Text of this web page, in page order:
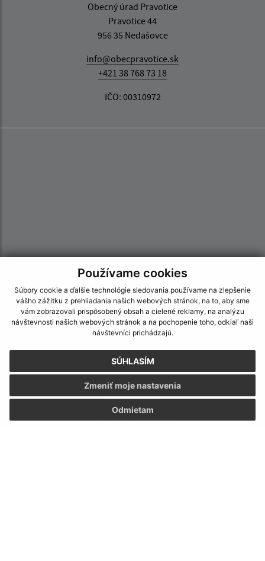
Používame cookies
Súbory cookie a ďalšie technológie sledovania používame na zlepšenie
vášho zážitku z prehliadania našich webových stránok, na to, aby sme
vám zobrazovali prispôsobený obsah a cielené reklamy, na analýzu
návštevnosti našich webových stránok a na pochopenie toho, odkiaľ naši
návštevníci prichádzajú.
SÚHLASÍM
Odmietam
Zmeniť moje nastavenia
Obecný úrad Pravotice
Pravotice 44
956 35 Nedašovce
info@obecpravotice.sk
+421 38 768 73 18
IČO: 00310972
Informácie o stránke:
Autorské práva
Ochrana osobných údajov
Navigácia:
Vytlačiť aktuálnu stránku